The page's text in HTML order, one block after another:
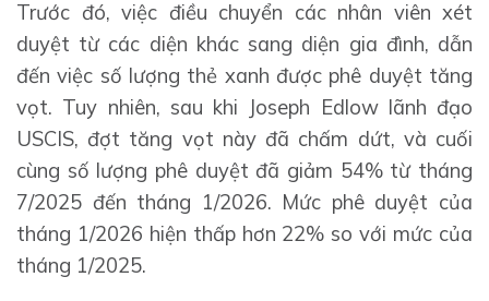
Trước đó, việc điều chuyển các nhân viên xét
duyệt từ các diện khác sang diện gia đình, dẫn
đến việc số lượng thẻ xanh được phê duyệt tăng
vọt. Tuy nhiên, sau khi Joseph Edlow lãnh đạo
USCIS, đợt tăng vọt này đã chấm dứt, và cuối
cùng số lượng phê duyệt đã giảm 54% từ tháng
7/2025 đến tháng 1/2026. Mức phê duyệt của
tháng 1/2026 hiện thấp hơn 22% so với mức của
tháng 1/2025.